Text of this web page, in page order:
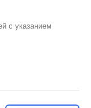
с указанием